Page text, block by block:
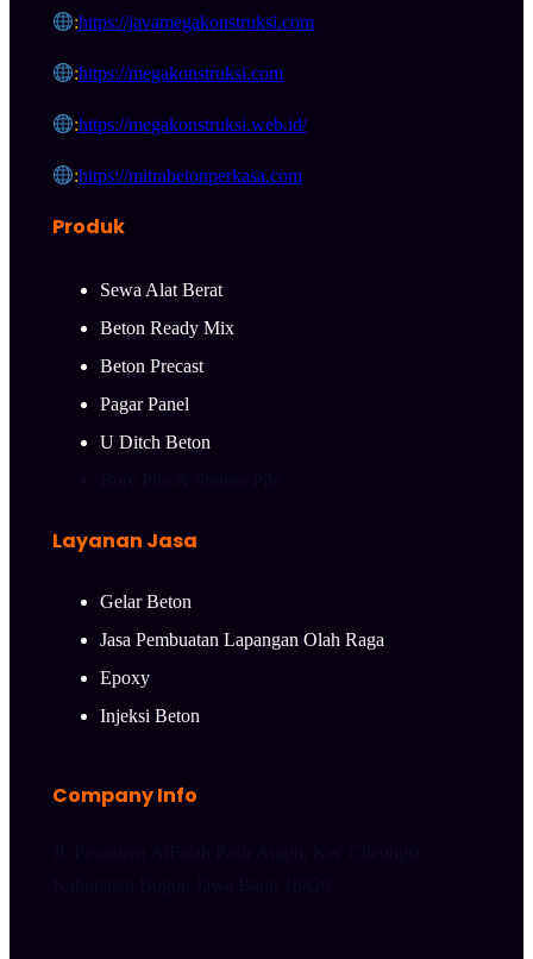
:https://javamegakonstruksi.com
:https://megakonstruksi.com
:https://megakonstruksi.web.id/
:https://mitrabetonperkasa.com
Produk
Sewa Alat Berat
Beton Ready Mix
Beton Precast
Pagar Panel
U Ditch Beton
Layanan Jasa
Gelar Beton
Jasa Pembuatan Lapangan Olah Raga
Epoxy
Injeksi Beton
Company Info